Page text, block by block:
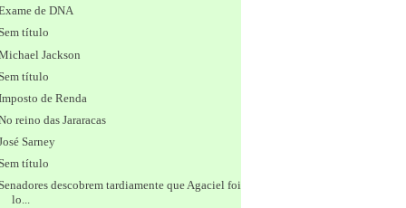
de DNA
título
Jackson
título
de Renda
reino das Jararacas
Sarney
título
descobrem tardiamente que Agaciel foi
lo...